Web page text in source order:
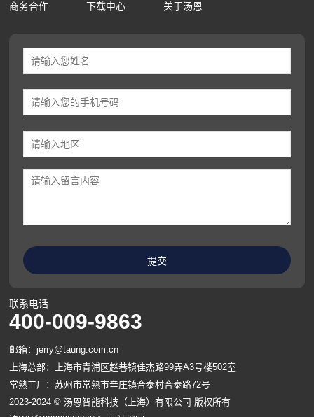
商务合作
下载中心 关于汤恩
联系电话
400-009-9863
邮箱：jerry@taung.com.cn
上海总部：上海市青浦区赵巷镇佳杰路99弄A3号楼502室
常熟工厂：苏州市常熟市辛庄镇合泰村合泰路72号
2023-2024 © 汤恩智能科技（上海）有限公司 版权所有